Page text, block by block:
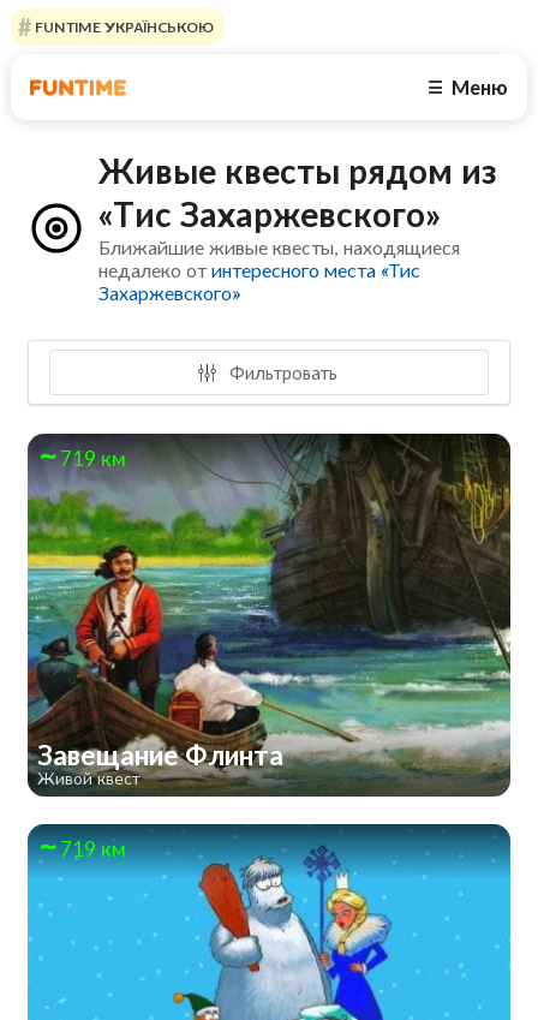
FUNTIME УКРАЇНСЬКОЮ
☰ Меню
Живые квесты рядом из
«Тис Захаржевского»
Ближайшие живые квесты, находящиеся
недалеко отинтересного места «Тис
Захаржевского»
Фильтровать
719 км
Завещание Флинта
Живой квест
719 км